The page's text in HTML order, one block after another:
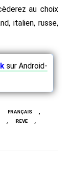
au choix
italien, russe,
sur Android-
FRANÇAIS ,
, REVE ,